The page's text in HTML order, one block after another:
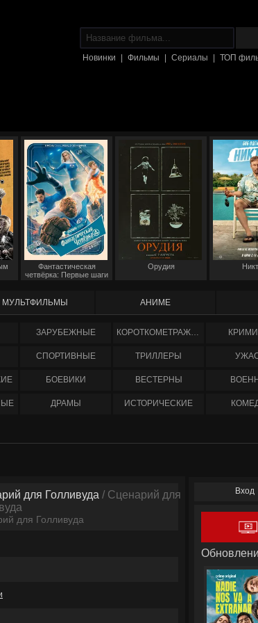
Новинки Фильмы Сериалы ТОП
Фантастическая
четвёрка: Первые шаги
Орудия
МУЛЬТФИЛЬМЫ АНИМЕ
ЗАРУБЕЖНЫЕ КОРОТКОМЕТРАЖНЫЕ
СПОРТИВНЫЕ ТРИЛЛЕРЫ
БОЕВИКИ ВЕСТЕРНЫ
ДРАМЫ ИСТОРИЧЕСКИЕ
для Голливуда / Сценарий для
для Голливуда
Вход